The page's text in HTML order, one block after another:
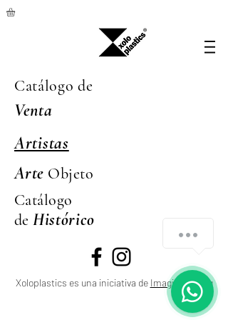
Catálogo de
Venta
Artistas
Arte Objeto
Catálogo
de Histórico
Xoloplastics es una iniciativa de Imaginalco.org